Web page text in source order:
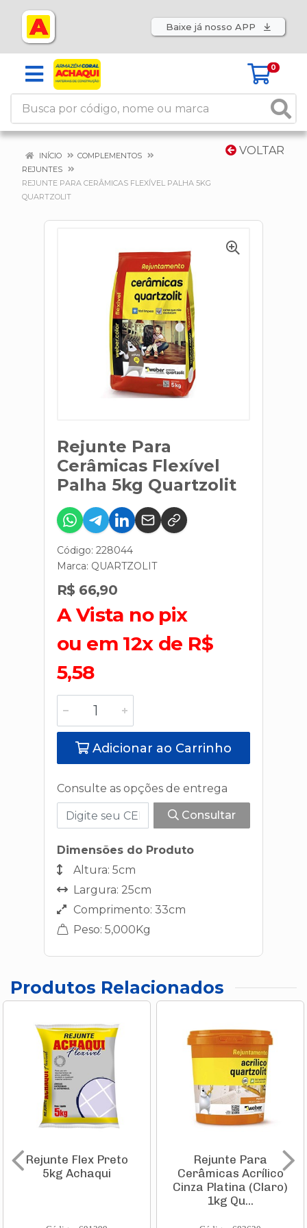
Baixe já nosso APP
0
VOLTAR
INÍCIO
COMPLEMENTOS
REJUNTES
REJUNTE PARA CERÂMICAS FLEXÍVEL PALHA 5KG
QUARTZOLIT
Rejunte Para
Cerâmicas Flexível
Palha 5kg Quartzolit
Código: 228044
Marca: QUARTZOLIT
R$ 66,90
A Vista no pix
ou em 12x de R$
5,58
Adicionar ao Carrinho
Consulte as opções de entrega
Consultar
Dimensões do Produto
Altura: 5cm
Largura: 25cm
Comprimento: 33cm
Peso: 5,000Kg
Produtos Relacionados
Rejunte Flex Preto
5kg Achaqui
Rejunte Para
Cerâmicas Acrílico
Cinza Platina (Claro)
1kg Qu...